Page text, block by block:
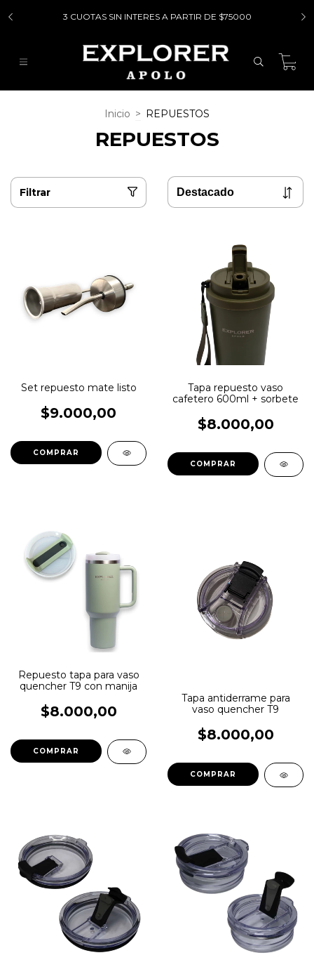
3 CUOTAS SIN INTERES A PARTIR DE $75000
Inicio > REPUESTOS
REPUESTOS
Filtrar
Set repuesto mate listo
$9.000,00
Tapa repuesto vaso
cafetero 600ml + sorbete
$8.000,00
COMPRAR
Repuesto tapa para vaso
quencher T9 con manija
$8.000,00
COMPRAR
Tapa antiderrame para
vaso quencher T9
$8.000,00